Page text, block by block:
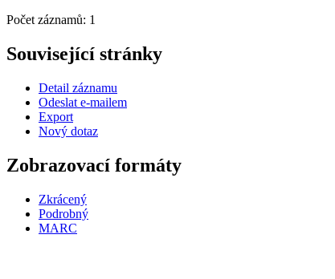
Počet záznamů: 1
Související stránky
Detail záznamu
Odeslat e-mailem
Export
Nový dotaz
Zobrazovací formáty
Zkrácený
Podrobný
MARC